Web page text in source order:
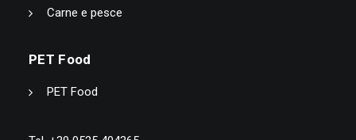
Carne e pesce
PET Food
PET Food